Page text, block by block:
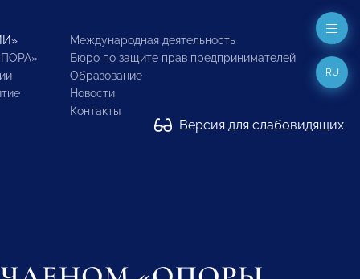
Международная деятельность
Бюро по защите прав предпринимателей
Образование
Новости
Контакты
Версия для слабовидящих
RU